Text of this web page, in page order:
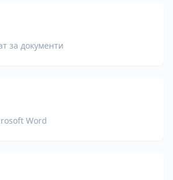
за документи
Word